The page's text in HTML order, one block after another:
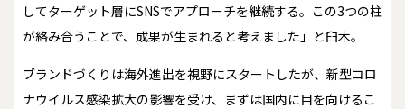
してターゲット層にSNSでアプローチを継続する。この3つの柱
が絡み合うことで、成果が生まれると考えました」と臼木。
ブランドづくりは海外進出を視野にスタートしたが、新型コロ
ナウイルス感染拡大の影響を受け、まずは国内に目を向けるこ